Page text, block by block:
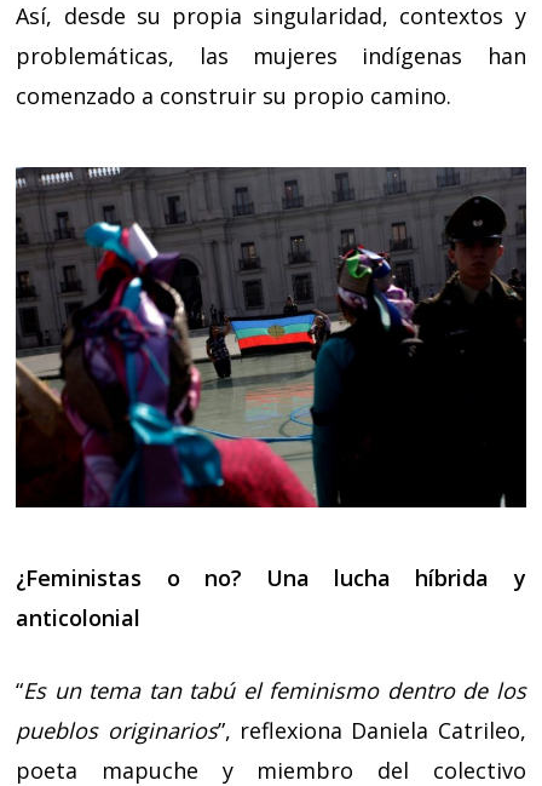
Así, desde su propia singularidad, contextos y
problemáticas, las mujeres indígenas han
comenzado a construir su propio camino.
¿Feministas o no? Una lucha híbrida y
anticolonial
“Es un tema tan tabú el feminismo dentro de los
pueblos originarios”, reflexiona Daniela Catrileo,
poeta mapuche y miembro del colectivo